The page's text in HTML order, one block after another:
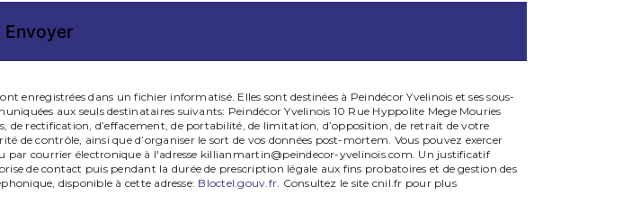
Envoyer
enregistrées dans un fichier informatisé. Elles sont destinées à Peindécor Yvelinois et ses sous-
aux seuls destinataires suivants: Peindécor Yvelinois 10 Rue Hyppolite Mege Mouries
rectification, d’effacement, de portabilité, de limitation, d’opposition, de retrait de votre
contrôle, ainsi que d’organiser le sort de vos données post-mortem. Vous pouvez exercer
par courrier électronique à l'adresse killianmartin@peindecor-yvelinois.com. Un justificatif
de contact puis pendant la durée de prescription légale aux fins probatoires et de gestion des
disponible à cette adresse: Bloctel.gouv.fr. Consultez le site cnil.fr pour plus